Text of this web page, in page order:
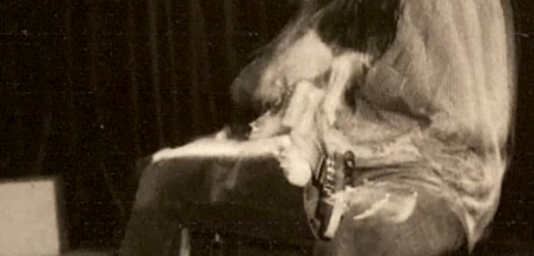
Infos visiteurs
AB ❤ you